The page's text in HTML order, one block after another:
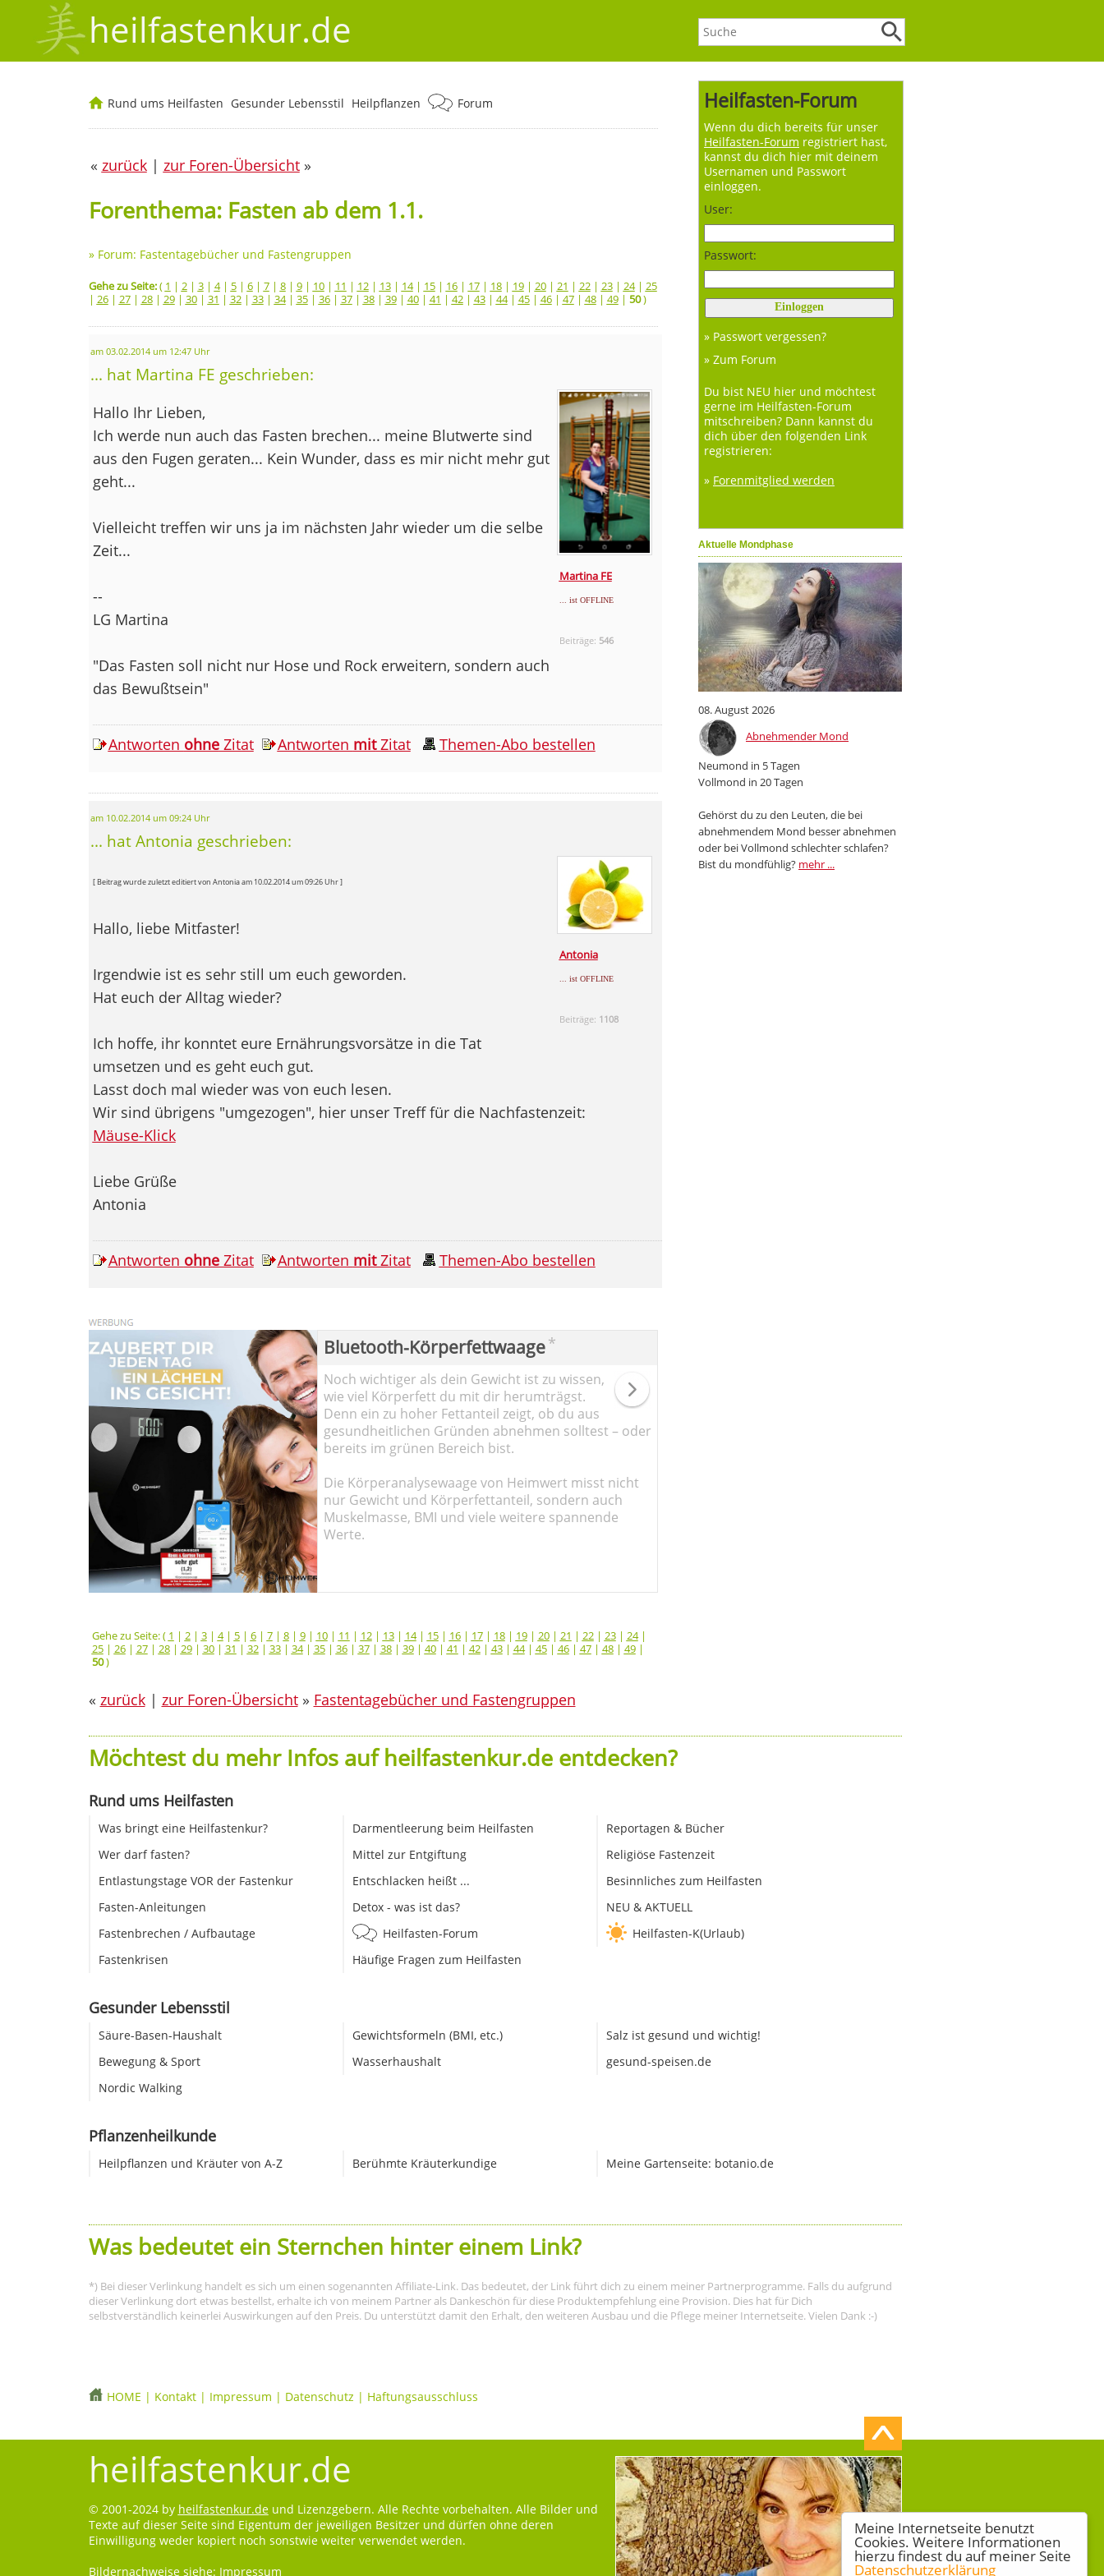
Meine Internetseite benutzt
Cookies. Weitere Informationen
hierzu findest du auf meiner Seite
Datenschutzerklärung
heilfastenkur.de
Heilfasten-Forum
Wenn du dich bereits für unser
Heilfasten-Forum registriert hast,
kannst du dich hier mit deinem
Usernamen und Passwort
einloggen.
User:
Passwort:
» Passwort vergessen?
» Zum Forum
Du bist NEU hier und möchtest
gerne im Heilfasten-Forum
mitschreiben? Dann kannst du
dich über den folgenden Link
registrieren:
» Forenmitglied werden
Aktuelle Mondphase
08. August 2026
Abnehmender Mond
Neumond in 5 Tagen
Vollmond in 20 Tagen
Gehörst du zu den Leuten, die bei
abnehmendem Mond besser abnehmen
oder bei Vollmond schlechter schlafen?
Bist du mondfühlig? mehr ...
Rund ums Heilfasten Gesunder Lebensstil Heilpflanzen Forum
« zurück| zur Foren-Übersicht»
Forenthema: Fasten ab dem 1.1.
» Forum: Fastentagebücher und Fastengruppen
Gehe zu Seite:( 1 | 2| 3| 4| 5| 6| 7| 8| 9| 10| 11 | 12| 13| 14| 15| 16| 17| 18| 19| 20| 21 | 22| 23| 24| 25
| 26| 27| 28| 29| 30| 31 | 32| 33| 34| 35| 36| 37| 38| 39| 40| 41 | 42| 43| 44| 45| 46| 47| 48| 49| 50)
am 03.02.2014 um 12:47 Uhr
... hat Martina FE geschrieben:
Martina FE
... ist OFFLINE
Beiträge: 546
Hallo Ihr Lieben,
Ich werde nun auch das Fasten brechen... meine Blutwerte sind
aus den Fugen geraten... Kein Wunder, dass es mir nicht mehr gut
geht...
Vielleicht treffen wir uns ja im nächsten Jahr wieder um die selbe
Zeit...
--
LG Martina
"Das Fasten soll nicht nur Hose und Rock erweitern, sondern auch
das Bewußtsein"
Antworten ohneZitat Antworten mitZitat Themen-Abo bestellen
am 10.02.2014 um 09:24 Uhr
... hat Antonia geschrieben:
Antonia
... ist OFFLINE
Beiträge: 1108
[ Beitrag wurde zuletzt editiert von Antonia am 10.02.2014 um 09:26 Uhr ]
Hallo, liebe Mitfaster!
Irgendwie ist es sehr still um euch geworden.
Hat euch der Alltag wieder?
Ich hoffe, ihr konntet eure Ernährungsvorsätze in die Tat
umsetzen und es geht euch gut.
Lasst doch mal wieder was von euch lesen.
Wir sind übrigens "umgezogen", hier unser Treff für die Nachfastenzeit:
Mäuse-Klick
Liebe Grüße
Antonia
Antworten ohneZitat Antworten mitZitat Themen-Abo bestellen
Bluetooth-Körperfettwaage*
Noch wichtiger als dein Gewicht ist zu wissen,
wie viel Körperfett du mit dir herumträgst.
Denn ein zu hoher Fettanteil zeigt, ob du aus
gesundheitlichen Gründen abnehmen solltest – oder
bereits im grünen Bereich bist.
Die Körperanalysewaage von Heimwert misst nicht
nur Gewicht und Körperfettanteil, sondern auch
Muskelmasse, BMI und viele weitere spannende
Werte.
Gehe zu Seite: ( 1 | 2| 3| 4| 5| 6| 7| 8| 9| 10| 11 | 12| 13| 14| 15| 16| 17| 18| 19| 20| 21 | 22| 23| 24|
25| 26| 27| 28| 29| 30| 31 | 32| 33| 34| 35| 36| 37| 38| 39| 40| 41 | 42| 43| 44| 45| 46| 47| 48| 49|
50)
« zurück| zur Foren-Übersicht» Fastentagebücher und Fastengruppen
Möchtest du mehr Infos auf heilfastenkur.de entdecken?
Rund ums Heilfasten
Was bringt eine Heilfastenkur?
Wer darf fasten?
Entlastungstage VOR der Fastenkur
Fasten-Anleitungen
Fastenbrechen / Aufbautage
Fastenkrisen
Darmentleerung beim Heilfasten
Mittel zur Entgiftung
Entschlacken heißt ...
Detox - was ist das?
Heilfasten-Forum
Häufige Fragen zum Heilfasten
Reportagen & Bücher
Religiöse Fastenzeit
Besinnliches zum Heilfasten
NEU & AKTUELL
Heilfasten-K(Urlaub)
Gesunder Lebensstil
Säure-Basen-Haushalt
Bewegung & Sport
Nordic Walking
Gewichtsformeln (BMI, etc.)
Wasserhaushalt
Salz ist gesund und wichtig!
gesund-speisen.de
Pflanzenheilkunde
Heilpflanzen und Kräuter von A-Z Berühmte Kräuterkundige Meine Gartenseite: botanio.de
Was bedeutet ein Sternchen hinter einem Link?
*) Bei dieser Verlinkung handelt es sich um einen sogenannten Affiliate-Link. Das bedeutet, der Link führt dich zu einem meiner Partnerprogramme. Falls du aufgrund
dieser Verlinkung dort etwas bestellst, erhalte ich von meinem Partner als Dankeschön für diese Produktempfehlung eine Provision. Dies hat für Dich
selbstverständlich keinerlei Auswirkungen auf den Preis. Du unterstützt damit den Erhalt, den weiteren Ausbau und die Pflege meiner Internetseite. Vielen Dank :-)
HOME | Kontakt| Impressum | Datenschutz | Haftungsausschluss
heilfastenkur.de
© 2001-2024 by heilfastenkur.deund Lizenzgebern. Alle Rechte vorbehalten. Alle Bilder und
Texte auf dieser Seite sind Eigentum der jeweiligen Besitzer und dürfen ohne deren
Einwilligung weder kopiert noch sonstwie weiter verwendet werden.
Bildernachweise siehe: Impressum